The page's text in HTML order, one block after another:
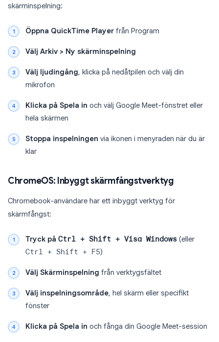
skärminspelning:
Öppna QuickTime Player från Program
Välj Arkiv > Ny skärminspelning
Välj ljudingång, klicka på nedåtpilen och välj din
mikrofon
Klicka på Spela in och välj Google Meet-fönstret eller
hela skärmen
Stoppa inspelningen via ikonen i menyraden när du är
klar
ChromeOS: Inbyggt skärmfångstverktyg
Chromebook-användare har ett inbyggt verktyg för
skärmfångst:
Tryck på Ctrl + Shift + Visa Windows (eller
Ctrl + Shift + F5)
Välj Skärminspelning från verktygsfältet
Välj inspelningsområde, hel skärm eller specifikt
fönster
Klicka på Spela in och fånga din Google Meet-session